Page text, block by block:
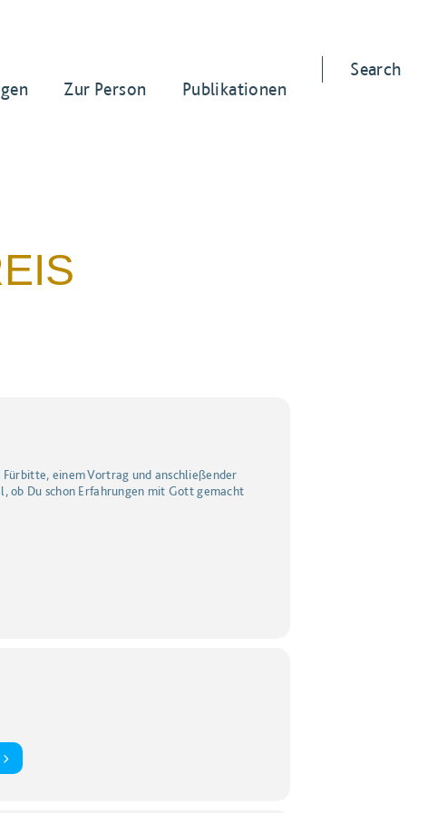
Zur Person Publikationen
Search
Fürbitte, einem Vortrag und anschließender
ob Du schon Erfahrungen mit Gott gemacht